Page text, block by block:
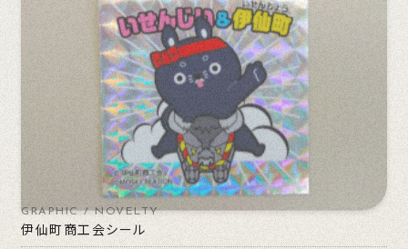
GRAPHIC / NOVELTY
伊仙町商工会シール